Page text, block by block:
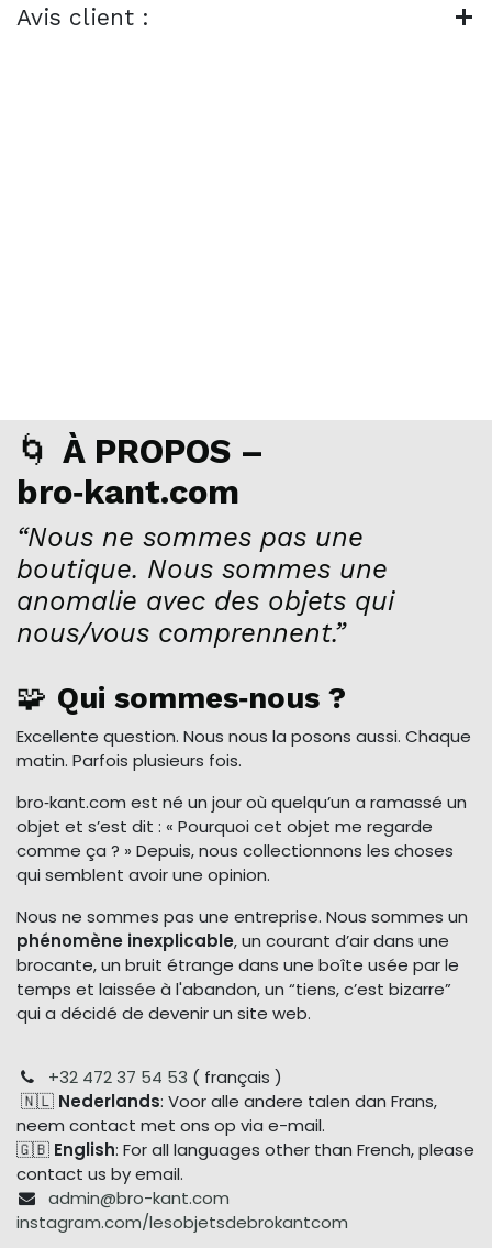
Avis client :
🌀 À PROPOS –
bro‑kant.com
“Nous ne sommes pas une
boutique. Nous sommes une
anomalie avec des objets qui
nous/vous comprennent.”
🧩 Qui sommes‑nous ?
Excellente question. Nous nous la posons aussi. Chaque
matin. Parfois plusieurs fois.
bro‑kant.com est né un jour où quelqu’un a ramassé un
objet et s’est dit : « Pourquoi cet objet me regarde
comme ça ? » Depuis, nous collectionnons les choses
qui semblent avoir une opinion.
Nous ne sommes pas une entreprise. Nous sommes un
phénomène inexplicable, un courant d’air dans une
brocante, un bruit étrange dans une boîte usée par le
temps et laissée à l'abandon, un “tiens, c’est bizarre”
qui a décidé de devenir un site web.
+32 472 37 54 53 ( français )
🇳🇱 Nederlands: Voor alle andere talen dan Frans,
neem contact met ons op via e-mail.
🇬🇧 English: For all languages other than French, please
contact us by email.
admin@bro-kant.com
instagram.com/lesobjetsdebrokantcom